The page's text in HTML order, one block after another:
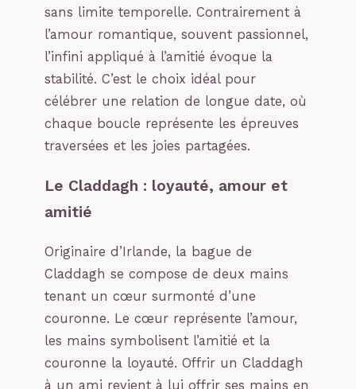
sans limite temporelle. Contrairement à
l’amour romantique, souvent passionnel,
l’infini appliqué à l’amitié évoque la
stabilité. C’est le choix idéal pour
célébrer une relation de longue date, où
chaque boucle représente les épreuves
traversées et les joies partagées.
Le Claddagh : loyauté, amour et
amitié
Originaire d’Irlande, la bague de
Claddagh se compose de deux mains
tenant un cœur surmonté d’une
couronne. Le cœur représente l’amour,
les mains symbolisent l’amitié et la
couronne la loyauté. Offrir un Claddagh
à un ami revient à lui offrir ses mains en